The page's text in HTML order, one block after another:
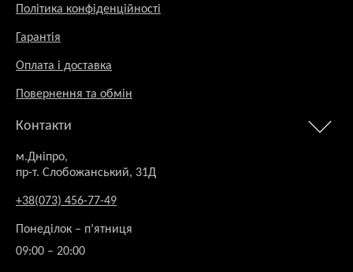
Політика конфіденційності
Гарантія
Оплата і доставка
Повернення та обмін
Контакти
м.Дніпро,
пр-т. Слобожанський, 31Д
+38(073) 456-77-49
Понеділок – п’ятниця
09:00 – 20:00